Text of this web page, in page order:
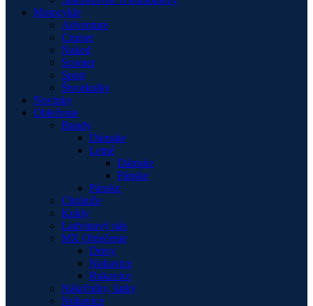
Motocykle
Adventure
Cruiser
Naked
Scooter
Sport
Štvorkolky
Novinky
Oblečenie
Bundy
Dámske
Letné
Dámske
Pánske
Pánske
Chrániče
Kukly
Ladvinový pás
MX Oblečenie
Dresy
Nohavice
Rukavice
Nákrčníky, šatky
Nohavice